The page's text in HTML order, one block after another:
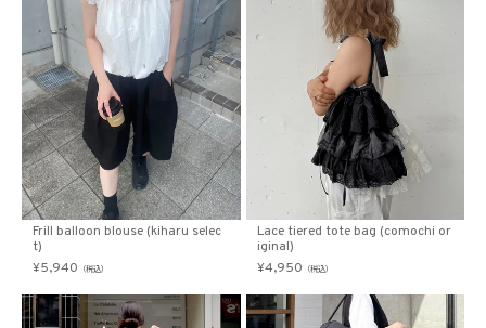
Frill balloon blouse (kiharu selec
t)
¥5,940 （税込）
Lace tiered tote bag (comochi or
iginal)
¥4,950 （税込）